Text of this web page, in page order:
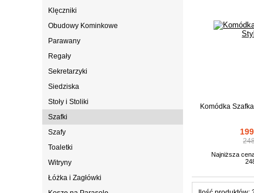
Klęczniki
Obudowy Kominkowe
Parawany
Regały
Sekretarzyki
Siedziska
Stoły i Stoliki
Szafki
Szafy
Toaletki
Witryny
Łóżka i Zagłówki
Komódka
Najniższa